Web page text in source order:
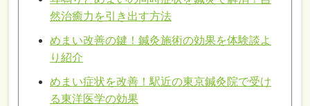
然治癒力を引き出す方法
めまい改善の鍵！鍼灸施術の効果を体験談よ
り紹介
めまい症状を改善！駅近の東京鍼灸院で受け
る東洋医学の効果